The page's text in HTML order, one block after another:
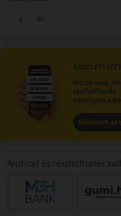
db
Nézze meg,
részletfizetés
bármilyen
Elindítom az
Áruhitel és részletfizetés